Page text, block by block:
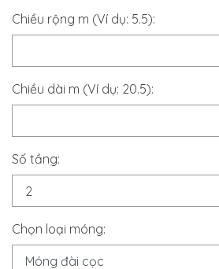
Chiều rộng m (Ví dụ: 5.5):
Chiều dài m (Ví dụ: 20.5):
Số tầng:
Chọn loại móng: